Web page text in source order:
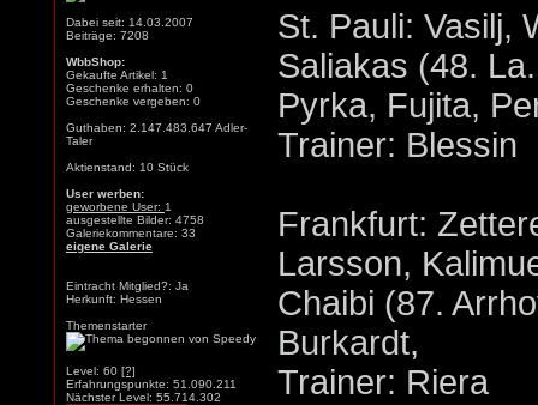
Dabei seit: 14.03.2007
Beiträge: 7208
WbbShop:
Gekaufte Artikel: 1
Geschenke erhalten: 0
Geschenke vergeben: 0
Guthaben: 2.147.483.647 Adler-
Taler
Aktienstand: 10 Stück
User werben:
geworbene User: 1
ausgestellte Bilder: 4758
Galeriekommentare: 33
eigene Galerie
Eintracht Mitglied?: Ja
Herkunft: Hessen
Themenstarter
Level: 60 [?]
Erfahrungspunkte: 51.090.211
Nächster Level: 55.714.302
St. Pauli: Vasilj,
Saliakas (48.
Pyrka, Fujita,
Trainer: Blessin
Frankfurt:
Larsson,
Chaibi (87.
Burkardt,
Trainer: Riera